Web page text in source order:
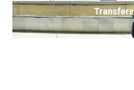
Transfers